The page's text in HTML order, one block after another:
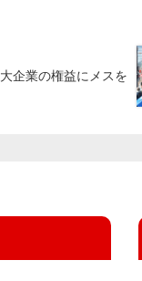
大企業の権益にメスを